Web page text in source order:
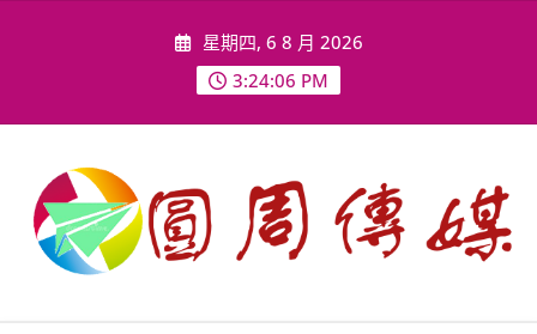
星期四, 6 8 月 2026
3:24:08 PM